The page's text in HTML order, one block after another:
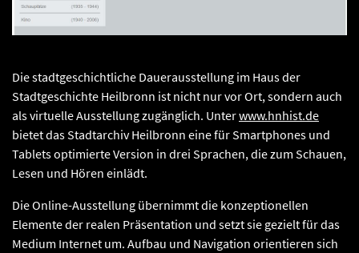
Die stadtgeschichtliche Dauerausstellung im Haus der
Stadtgeschichte Heilbronn ist nicht nur vor Ort, sondern auch
als virtuelle Ausstellung zugänglich. Unterwww.hnhist.de
bietet das Stadtarchiv Heilbronn eine für Smartphones und
Tablets optimierte Version in drei Sprachen, die zum Schauen,
Lesen und Hören einlädt.
Die Online-Ausstellung übernimmt die konzeptionellen
Elemente der realen Präsentation und setzt sie gezielt für das
Medium Internet um. Aufbau und Navigation orientieren sich